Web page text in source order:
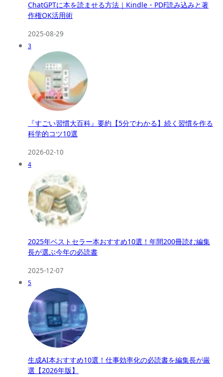
ChatGPTに本を読ませる方法｜Kindle・PDF読み込みと著
作権OK活用術
2025-08-29
3
『すごい習慣大百科』要約【5分でわかる】続く習慣を作る
科学的コツ10選
2026-02-10
4
2025年ベストセラー本おすすめ10選！年間200冊読む編集
長が選ぶ今年の必読書
2025-12-07
5
生成AI本おすすめ10選！仕事効率化の必読書を編集長が厳
選【2026年版】